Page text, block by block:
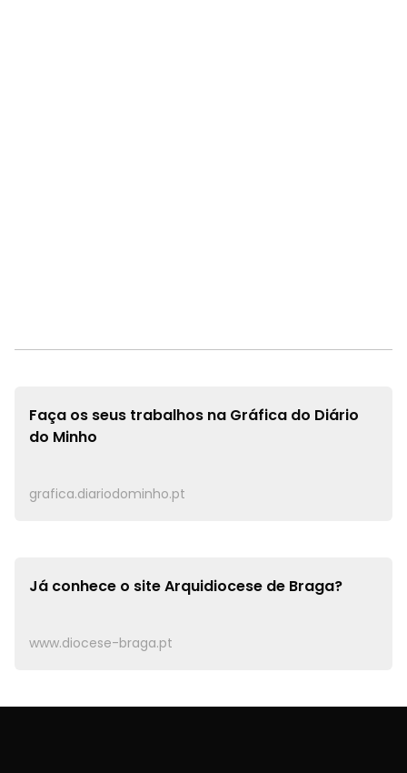
Faça os seus trabalhos na Gráfica do Diário
do Minho
grafica.diariodominho.pt
Já conhece o siteArquidiocese de Braga?
www.diocese-braga.pt